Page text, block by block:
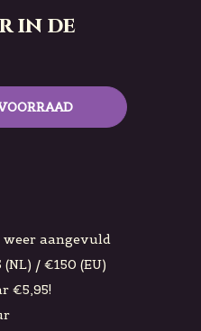
in de
aangevuld
/ €150 (EU)
€5,95!